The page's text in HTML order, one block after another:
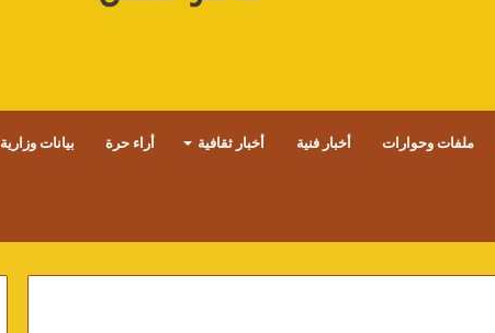
ملفات وحوارات أخبار فنية أخبار ثقافية أراء حرة بيانات وزارية